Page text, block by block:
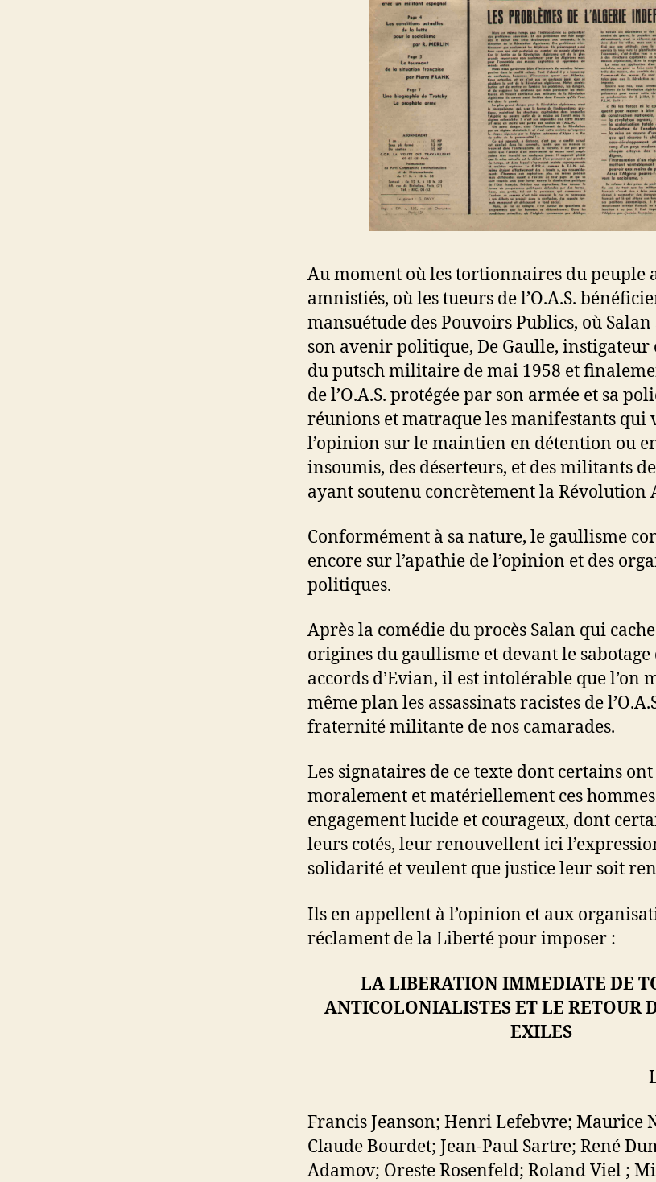
Au moment où les tortionnaires du peuple
amnistiés, où les tueurs de l’O.A.S.
mansuétude des Pouvoirs Publics, où Salan
son avenir politique, De Gaulle,
du putsch militaire de mai 1958 et
de l’O.A.S. protégée par son armée et sa
réunions et matraque les manifestants qui
l’opinion sur le maintien en détention ou
insoumis, des déserteurs, et des militants
ayant soutenu concrètement la Révolution
Conformément à sa nature, le gaullisme
encore sur l’apathie de l’opinion et des
politiques.
Après la comédie du procès Salan qui
origines du gaullisme et devant le
accords d’Evian, il est intolérable que l’on
même plan les assassinats racistes de
fraternité militante de nos camarades.
Les signataires de ce texte dont certains
moralement et matériellement ces
engagement lucide et courageux, dont
leurs cotés, leur renouvellent ici
solidarité et veulent que justice leur soit
Ils en appellent à l’opinion et aux
réclament de la Liberté pour imposer :
LA LIBERATION IMMEDIATE DE
ANTICOLONIALISTES ET LE RETOUR
EXILES
Francis Jeanson; Henri Lefebvre; Maurice
Claude Bourdet; Jean-Paul Sartre; René
Adamov; Oreste Rosenfeld; Roland Viel ;